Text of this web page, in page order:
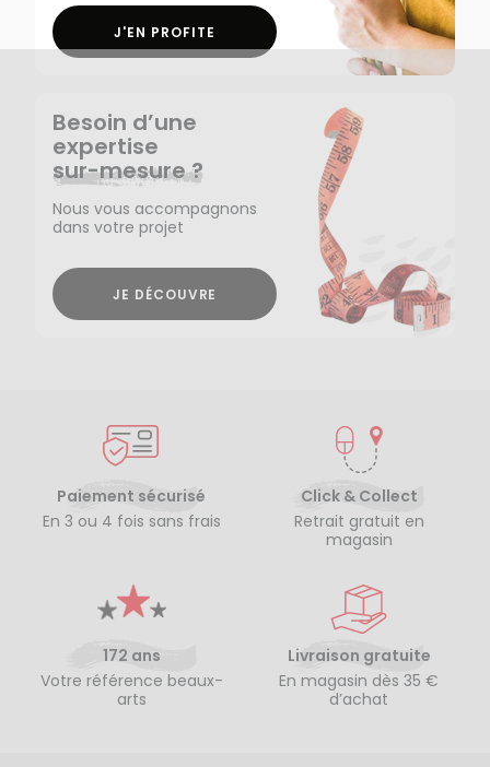
J'EN PROFITE
Besoin d’une
expertise
sur-mesure ?
Nous vous accompagnons
dans votre projet
JE DÉCOUVRE
Paiement sécurisé
En 3 ou 4 fois sans frais
Click & Collect
Retrait gratuit en
magasin
172 ans
Votre référence beaux-
arts
Livraison gratuite
En magasin dès 35 €
d’achat